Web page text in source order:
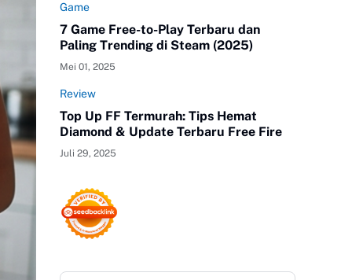
Game
7 Game Free-to-Play Terbaru dan
Paling Trending di Steam (2025)
Mei 01, 2025
Review
Top Up FF Termurah: Tips Hemat
Diamond & Update Terbaru Free Fire
Juli 29, 2025